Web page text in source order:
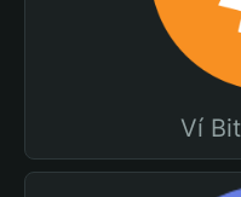
Ví